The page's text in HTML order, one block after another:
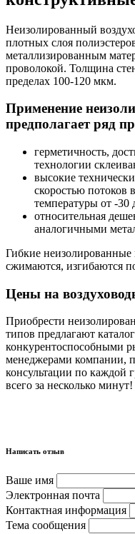
Неизолированный
плотных слоя
металлизированным
проволокой. Толщина
пределах 100-120 мкм.
Применение
предполагает ряд
герметичность,
технологии
высокие
скоростью потоков
температуры от -30
относительная
аналогичными
Гибкие неизолированные
сжимаются, изгибаются
Цены на
Приобрести
типов предлагают
конкурентоспособными
менеджерами компании,
консультации по каждой
всего за несколько минут!
Написать отзыв
Ваше имя
Электронная почта
Контактная информация
Тема сообщения